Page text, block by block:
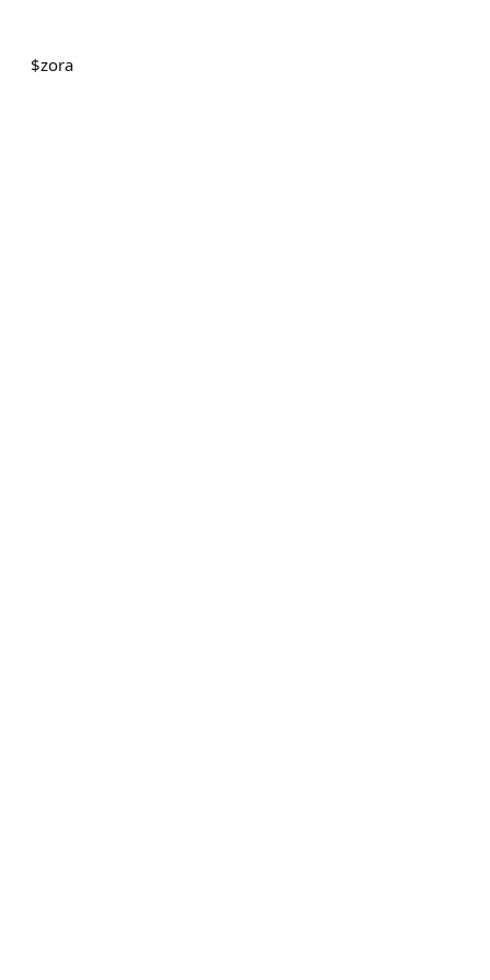
$zora